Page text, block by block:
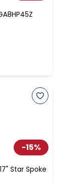
-15%
Star Spoke